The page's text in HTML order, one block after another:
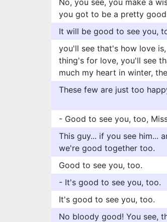
No, you see, you make a
you got to be a pretty
It will be good to see you,
you'll see that's how love
thing's for love, you'll see
much my heart in winter,
These few are just too
- Good to see you, too,
This guy... if you see him...
we're good together too.
Good to see you, too.
- It's good to see you, too.
It's good to see you, too.
No bloody good! You see,